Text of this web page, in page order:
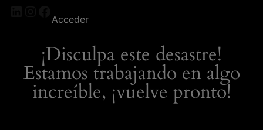
LinkedIn
Instagram
Facebook
Acceder
¡Disculpa este desastre!
Estamos trabajando en algo
increíble, ¡vuelve pronto!